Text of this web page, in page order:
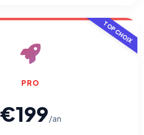
TOP CHOIX
PRO
€199/an